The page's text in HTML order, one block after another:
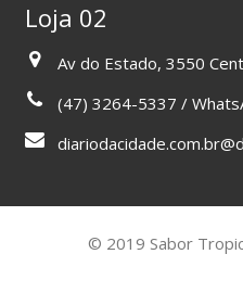
Loja 02
Av do Estado, 3550
(47) 3264-5337 /
© 2019 Sabor